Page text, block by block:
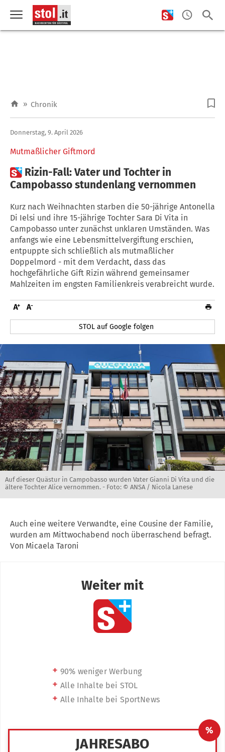
» Chronik
Mutmaßlicher Giftmord
Donnerstag, 9. April 2026
 Rizin-Fall: Vater und Tochter in
Campobasso stundenlang vernommen
Kurz nach Weihnachten starben die 50-jährige Antonella
Di Ielsi und ihre 15-jährige Tochter Sara Di Vita in
Campobasso unter zunächst unklaren Umständen. Was
anfangs wie eine Lebensmittelvergiftung erschien,
entpuppte sich schließlich als mutmaßlicher
Doppelmord - mit dem Verdacht, dass das
hochgefährliche Gift Rizin während gemeinsamer
Mahlzeiten im engsten Familienkreis verabreicht wurde.
STOL auf Google folgen
Auf dieser Quästur in Campobasso wurden Vater Gianni Di Vita und die
ältere Tochter Alice vernommen. - Foto: © ANSA / Nicola Lanese
Auch eine weitere Verwandte, eine Cousine der Familie,
wurden am Mittwochabend noch überraschend befragt.
Von Micaela Taroni